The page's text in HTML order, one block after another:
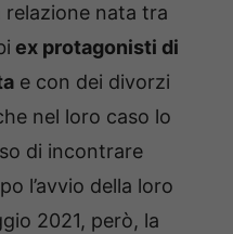
relazione nata tra
ex protagonisti di
e con dei divorzi
nel loro caso lo
di incontrare
l’avvio della loro
2021, però, la